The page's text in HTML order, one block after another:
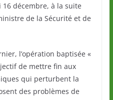
décembre, à la suite
de la Sécurité et de
l’opération baptisée «
de mettre fin aux
qui perturbent la
des problèmes de